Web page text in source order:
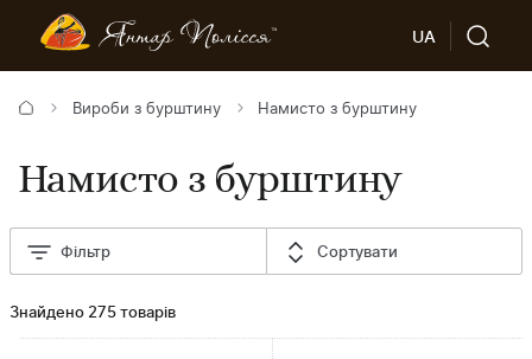
UA
Вироби з бурштину Намисто з бурштину
Намисто з бурштину
Фільтр Сортувати
Знайдено 275 товарів